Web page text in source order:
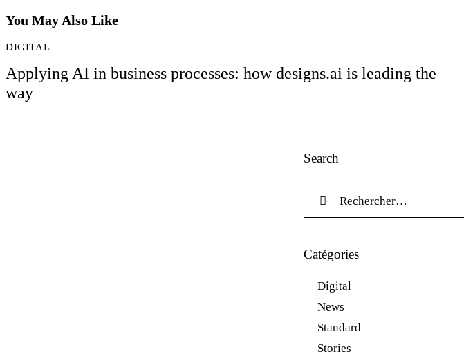
You May Also Like
DIGITAL
Applying AI in business processes: how designs.ai is leading the
way
Search
Catégories
Digital
News
Standard
Stories